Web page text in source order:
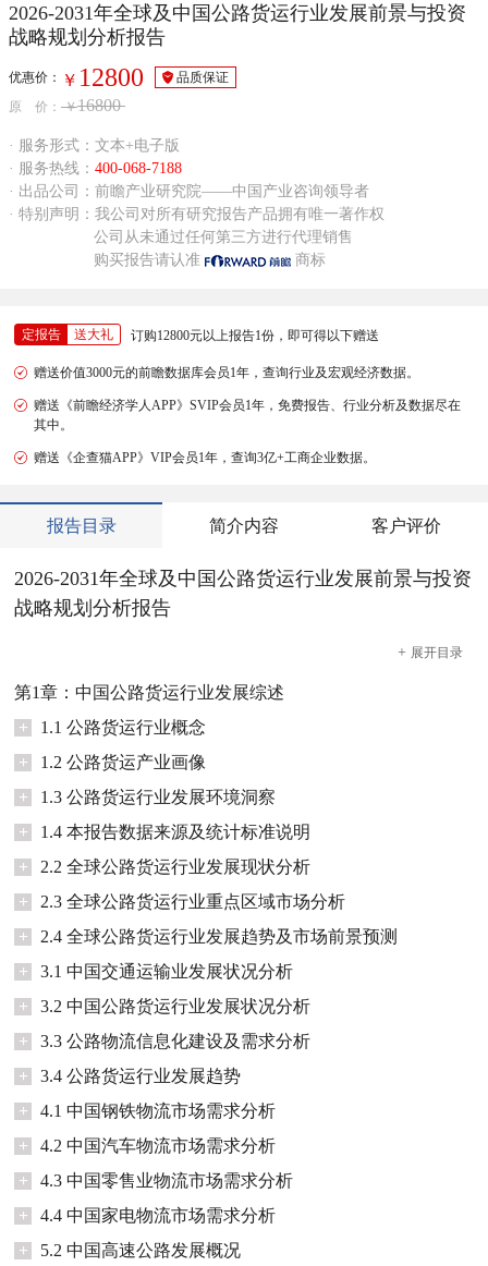
2026-2031年全球及中国公路货运行业发展前景与投资
战略规划分析报告
优惠价： ￥ 12800
品质保证
原 价： ￥16800
· 服务形式：文本+电子版
· 服务热线： 400-068-7188
· 出品公司：前瞻产业研究院——中国产业咨询领导者
· 特别声明：我公司对所有研究报告产品拥有唯一著作权
公司从未通过任何第三方进行代理销售
购买报告请认准
商标
定报告 送大礼 订购12800元以上报告1份，即可得以下赠送
赠送价值3000元的前瞻数据库会员1年，查询行业及宏观经济数据。
赠送《前瞻经济学人APP》SVIP会员1年，免费报告、行业分析及数据尽在
其中。
赠送《企查猫APP》VIP会员1年，查询3亿+工商企业数据。
报告目录 简介内容 客户评价
2026-2031年全球及中国公路货运行业发展前景与投资
战略规划分析报告
+ 展开目录
第1章：中国公路货运行业发展综述
+
1.1 公路货运行业概念
+
1.2 公路货运产业画像
+
1.3 公路货运行业发展环境洞察
+
1.4 本报告数据来源及统计标准说明
+
2.2 全球公路货运行业发展现状分析
+
2.3 全球公路货运行业重点区域市场分析
+
2.4 全球公路货运行业发展趋势及市场前景预测
+
3.1 中国交通运输业发展状况分析
+
3.2 中国公路货运行业发展状况分析
+
3.3 公路物流信息化建设及需求分析
+
3.4 公路货运行业发展趋势
+
4.1 中国钢铁物流市场需求分析
+
4.2 中国汽车物流市场需求分析
+
4.3 中国零售业物流市场需求分析
+
4.4 中国家电物流市场需求分析
+
5.2 中国高速公路发展概况